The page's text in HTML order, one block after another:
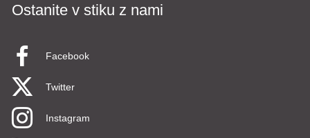
Ostanite v stiku z nami
Facebook
Twitter
Instagram